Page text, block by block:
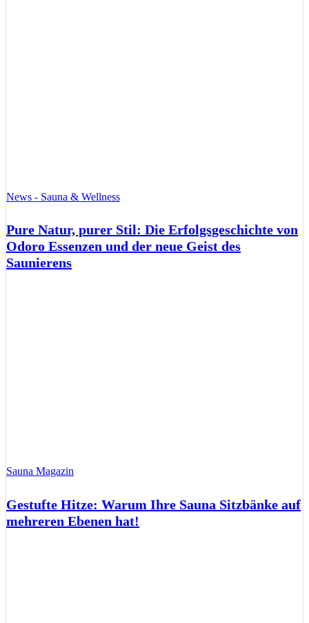
News - Sauna & Wellness
Pure Natur, purer Stil: Die Erfolgsgeschichte von
Odoro Essenzen und der neue Geist des
Saunierens
Sauna Magazin
Gestufte Hitze: Warum Ihre Sauna Sitzbänke auf
mehreren Ebenen hat!